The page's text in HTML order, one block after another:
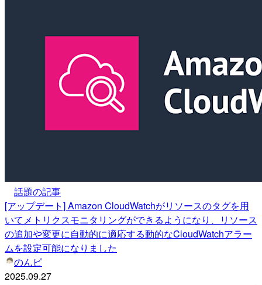
話題の記事
[アップデート] Amazon CloudWatchがリソースのタグを用
いてメトリクスモニタリングができるようになり、リソース
の追加や変更に自動的に適応する動的なCloudWatchアラー
ムを設定可能になりました
のんピ
2025.09.27